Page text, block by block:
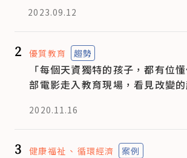
2023.09.12
2 優質教育 趨勢
「每個天資獨特的孩子，都有位
部電影走入教育現場，看見改變
2020.11.16
3 健康福祉 循環經濟 案例